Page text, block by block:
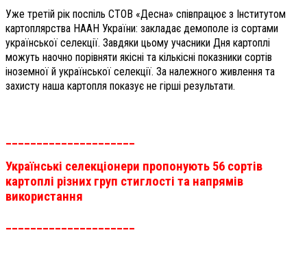
Уже третій рік поспіль СТОВ «Десна» співпрацює з Інститутом
картоплярства НААН України: закладає демополе із сортами
української селекції. Завдяки цьому учасники Дня картоплі
можуть наочно порівняти якісні та кількісні показники сортів
іноземної й української селекції. За належного живлення та
захисту наша картопля показує не гірші результати.
_____________________
Українські селекціонери пропонують 56 сортів
картоплі різних груп стиглості та напрямів
використання
_____________________